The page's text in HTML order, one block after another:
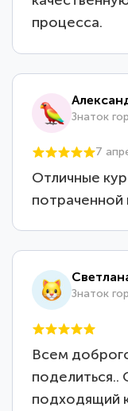
процесса.
Знаток
7
Отличные
потраченной
Знаток
Всем
поделиться..
подходящий